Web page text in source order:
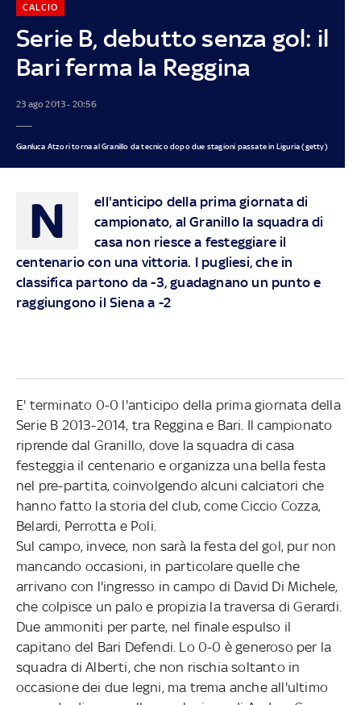
Serie B, debutto senza gol: il
Bari ferma la Reggina
CALCIO
23 ago 2013 - 20:56
Gianluca Atzori torna al Granillo da tecnico dopo due stagioni passate in Liguria (getty)
N
ell'anticipo della prima giornata di
campionato, al Granillo la squadra di
casa non riesce a festeggiare il
centenario con una vittoria. I pugliesi, che in
classifica partono da -3, guadagnano un punto e
raggiungono il Siena a -2
E' terminato 0-0 l'anticipo della prima giornata della
Serie B 2013-2014, tra Reggina e Bari. Il campionato
riprende dal Granillo, dove la squadra di casa
festeggia il centenario e organizza una bella festa
nel pre-partita, coinvolgendo alcuni calciatori che
hanno fatto la storia del club, come Ciccio Cozza,
Belardi, Perrotta e Poli.
Sul campo, invece, non sarà la festa del gol, pur non
mancando occasioni, in particolare quelle che
arrivano con l'ingresso in campo di David Di Michele,
che colpisce un palo e propizia la traversa di Gerardi.
Due ammoniti per parte, nel finale espulso il
capitano del Bari Defendi. Lo 0-0 è generoso per la
squadra di Alberti, che non rischia soltanto in
occasione dei due legni, ma trema anche all'ultimo